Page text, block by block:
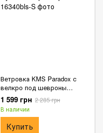
Ветровка KMS Paradox с
велкро под шевроны
мультикам размер S
1 599 грн 2 285 грн
В наличии
Купить